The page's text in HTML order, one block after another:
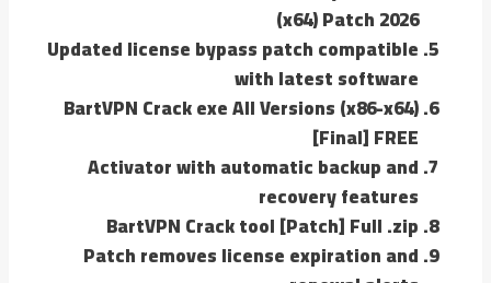
(x64) Patch 2026
Updated license bypass patch compatible
with latest software
BartVPN Crack exe All Versions (x86-x64)
[Final] FREE
Activator with automatic backup and
recovery features
BartVPN Crack tool [Patch] Full .zip
Patch removes license expiration and